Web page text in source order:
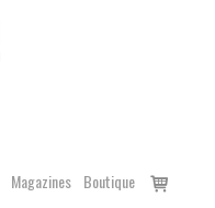
Magazines Boutique
Voir